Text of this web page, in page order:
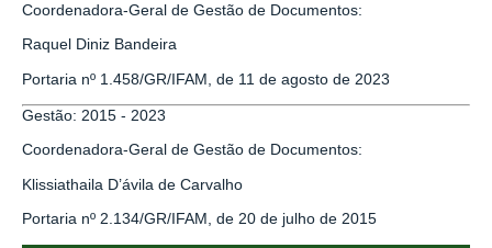
Coordenadora-Geral de Gestão de Documentos:
Raquel Diniz Bandeira
Portaria nº 1.458/GR/IFAM, de 11 de agosto de 2023
Gestão: 2015 - 2023
Coordenadora-Geral de Gestão de Documentos:
Klissiathaila D’ávila de Carvalho
Portaria nº 2.134/GR/IFAM, de 20 de julho de 2015